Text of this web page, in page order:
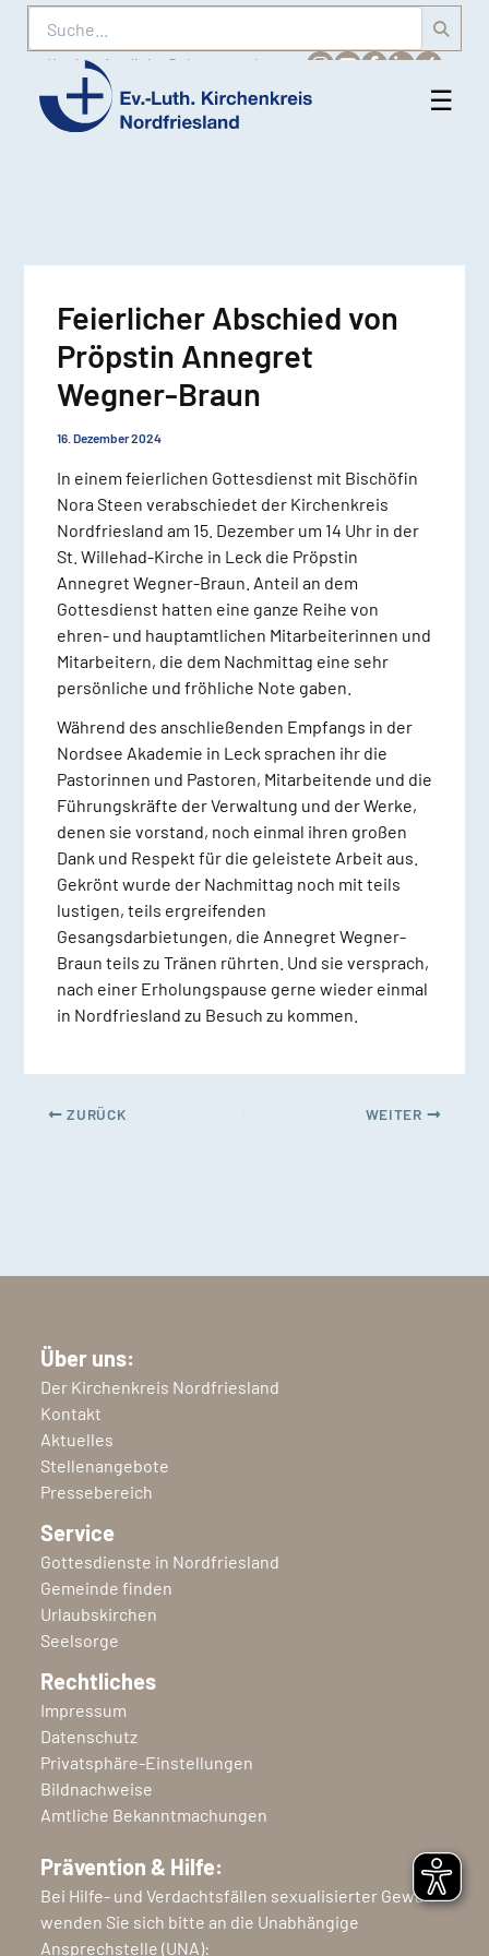
Suche
Karriere Amtliche Bekanntmachungen
Ev.-
☰
Feierlicher Abschied von
Pröpstin Annegret
Wegner-Braun
16. Dezember 2024
In einem feierlichen Gottesdienst mit Bischöfin
Nora Steen verabschiedet der Kirchenkreis
Nordfriesland am 15. Dezember um 14 Uhr in der
St. Willehad-Kirche in Leck die Pröpstin
Annegret Wegner-Braun. Anteil an dem
Gottesdienst hatten eine ganze Reihe von
ehren- und hauptamtlichen Mitarbeiterinnen und
Mitarbeitern, die dem Nachmittag eine sehr
persönliche und fröhliche Note gaben.
Während des anschließenden Empfangs in der
Nordsee Akademie in Leck sprachen ihr die
Pastorinnen und Pastoren, Mitarbeitende und die
Führungskräfte der Verwaltung und der Werke,
denen sie vorstand, noch einmal ihren großen
Dank und Respekt für die geleistete Arbeit aus.
Gekrönt wurde der Nachmittag noch mit teils
lustigen, teils ergreifenden
Gesangsdarbietungen, die Annegret Wegner-
Braun teils zu Tränen rührten. Und sie versprach,
nach einer Erholungspause gerne wieder einmal
in Nordfriesland zu Besuch zu kommen.
ZURÜCK WEITER
Über uns:
Der Kirchenkreis Nordfriesland
Kontakt
Aktuelles
Stellenangebote
Pressebereich
Service
Gottesdienste in Nordfriesland
Gemeinde finden
Urlaubskirchen
Seelsorge
Rechtliches
Impressum
Datenschutz
Privatsphäre-Einstellungen
Bildnachweise
Amtliche Bekanntmachungen
Prävention & Hilfe:
Bei Hilfe- und Verdachtsfällen sexualisierter Gewalt
wenden Sie sich bitte an die Unabhängige
Ansprechstelle (UNA):